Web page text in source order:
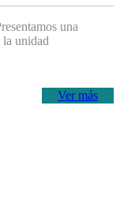
una
la unidad
Ver más